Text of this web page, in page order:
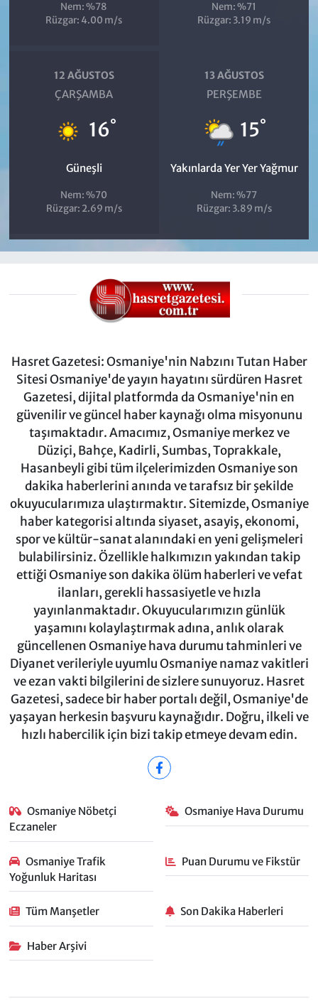
Nem: %78
Rüzgar: 4.00 m/s
Nem: %71
Rüzgar: 3.19 m/s
12 AĞUSTOS
ÇARŞAMBA
16°
Güneşli
Nem: %70
Rüzgar: 2.69 m/s
13 AĞUSTOS
PERŞEMBE
15°
Yakınlarda Yer Yer Yağmur
Nem: %77
Rüzgar: 3.89 m/s
Hasret Gazetesi: Osmaniye'nin Nabzını Tutan Haber
Sitesi Osmaniye'de yayın hayatını sürdüren Hasret
Gazetesi, dijital platformda da Osmaniye'nin en
güvenilir ve güncel haber kaynağı olma misyonunu
taşımaktadır. Amacımız, Osmaniye merkez ve
Düziçi, Bahçe, Kadirli, Sumbas, Toprakkale,
Hasanbeyli gibi tüm ilçelerimizden Osmaniye son
dakika haberlerini anında ve tarafsız bir şekilde
okuyucularımıza ulaştırmaktır. Sitemizde, Osmaniye
haber kategorisi altında siyaset, asayiş, ekonomi,
spor ve kültür-sanat alanındaki en yeni gelişmeleri
bulabilirsiniz. Özellikle halkımızın yakından takip
ettiği Osmaniye son dakika ölüm haberleri ve vefat
ilanları, gerekli hassasiyetle ve hızla
yayınlanmaktadır. Okuyucularımızın günlük
yaşamını kolaylaştırmak adına, anlık olarak
güncellenen Osmaniye hava durumu tahminleri ve
Diyanet verileriyle uyumlu Osmaniye namaz vakitleri
ve ezan vakti bilgilerini de sizlere sunuyoruz. Hasret
Gazetesi, sadece bir haber portalı değil, Osmaniye'de
yaşayan herkesin başvuru kaynağıdır. Doğru, ilkeli ve
hızlı habercilik için bizi takip etmeye devam edin.
Osmaniye Nöbetçi
Eczaneler
Osmaniye Hava Durumu
Osmaniye Trafik
Yoğunluk Haritası
Puan Durumu ve Fikstür
Tüm Manşetler Son Dakika Haberleri
Haber Arşivi